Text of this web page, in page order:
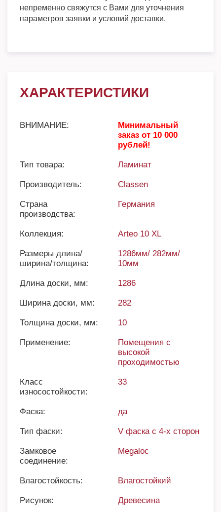
непременно свяжутся с Вами для уточнения
параметров заявки и условий доставки.
ХАРАКТЕРИСТИКИ
ВНИМАНИЕ:
Минимальный
заказ от 10 000
рублей!
Тип товара: Ламинат
Производитель: Classen
Страна
производства:
Германия
Коллекция: Arteo 10 XL
Размеры длина/
ширина/толщина:
1286мм/ 282мм/
10мм
Длина доски, мм: 1286
Ширина доски, мм: 282
Толщина доски, мм: 10
Применение:
Помещения с
высокой
проходимостью
Класс
износостойкости:
33
Фаска: да
Тип фаски: V фаска с 4-х сторон
Замковое
соединение:
Megaloc
Влагостойкость: Влагостойкий
Рисунок: Древесина